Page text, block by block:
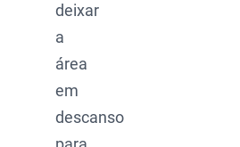
deixar
a
área
em
descanso